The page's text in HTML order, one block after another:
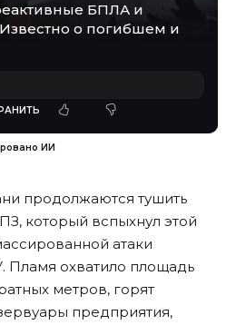
БПЛА и
о погибшем и
ИИ
продолжаются тушить
который вспыхнул этой
атаки
Пламя охватило площадь
метров, горят
предприятия,